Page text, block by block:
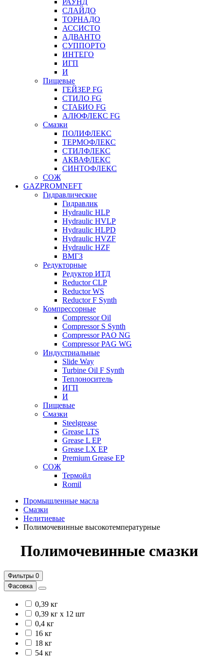
РАУНД
СЛАЙДО
ТОРНАДО
АССИСТО
АДВАНТО
СУППОРТО
ИНТЕГО
ИГП
И
Пищевые
ГЕЙЗЕР FG
СТИЛО FG
СТАБИО FG
АЛЮФЛЕКС FG
Смазки
ПОЛИФЛЕКС
ТЕРМОФЛЕКС
СТИЛФЛЕКС
АКВАФЛЕКС
СИНТОФЛЕКС
СОЖ
GAZPROMNEFT
Гидравлические
Гидравлик
Hydraulic HLP
Hydraulic HVLP
Hydraulic HLPD
Hydraulic HVZF
Hydraulic HZF
ВМГЗ
Редукторные
Редуктор ИТД
Reductor CLP
Reductor WS
Reductor F Synth
Компрессорные
Compressor Oil
Compressor S Synth
Compressor PAO NG
Compressor PAG WG
Индустриальные
Slide Way
Turbine Oil F Synth
Теплоноситель
ИГП
И
Пищевые
Смазки
Steelgrease
Grease LTS
Grease L EP
Grease LX EP
Premium Grease EP
СОЖ
Термойл
Romil
Промышленные масла
Смазки
Нелитиевые
Полимочевинные высокотемпературные
Полимочевинные смазки
Фильтры 0
Фасовка
0,39 кг
0,39 кг х 12 шт
0,4 кг
16 кг
18 кг
54 кг